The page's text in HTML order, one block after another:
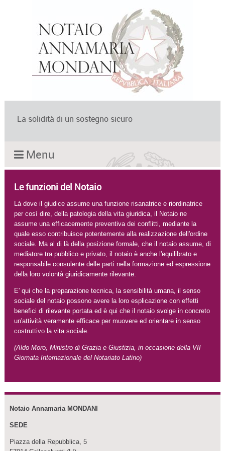
La solidità di un sostegno sicuro
Menu
Le funzioni del Notaio
Là dove il giudice assume una funzione risanatrice e riordinatrice
per così dire, della patologia della vita giuridica, il Notaio ne
assume una efficacemente preventiva dei conflitti, mediante la
quale esso contribuisce potentemente alla realizzazione dell'ordine
sociale. Ma al di là della posizione formale, che il notaio assume, di
mediatore tra pubblico e privato, il notaio è anche l'equilibrato e
responsabile consulente delle parti nella formazione ed espressione
della loro volontà giuridicamente rilevante.
E' qui che la preparazione tecnica, la sensibilità umana, il senso
sociale del notaio possono avere la loro esplicazione con effetti
benefici di rilevante portata ed è qui che il notaio svolge in concreto
un'attività veramente efficace per muovere ed orientare in senso
costruttivo la vita sociale.
(Aldo Moro, Ministro di Grazia e Giustizia, in occasione della VII
Giornata Internazionale del Notariato Latino)
Notaio Annamaria MONDANI
SEDE
Piazza della Repubblica, 5